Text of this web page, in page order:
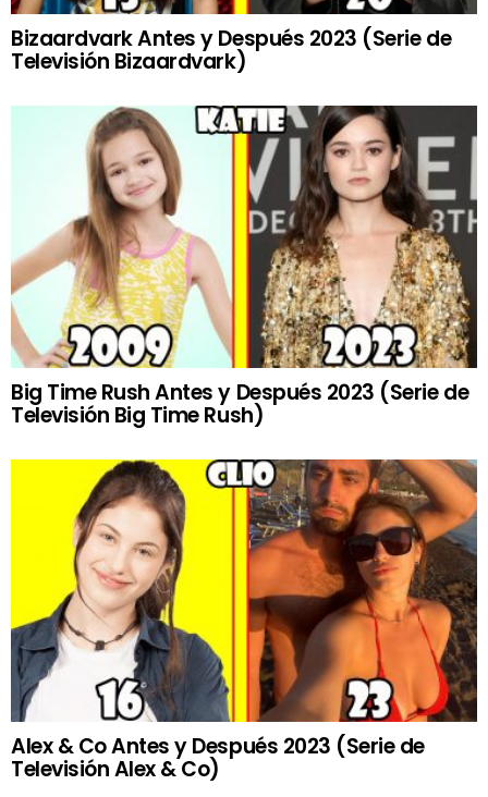
Bizaardvark Antes y Después 2023 (Serie de
Televisión Bizaardvark)
Big Time Rush Antes y Después 2023 (Serie de
Televisión Big Time Rush)
Alex & Co Antes y Después 2023 (Serie de
Televisión Alex & Co)